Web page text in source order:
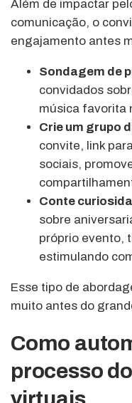
Além de impactar
comunicação, o
engajamento antes
Sondagem de
convidados
música favorita
Crie um grupo
convite, link
sociais,
Conte
sobre
próprio evento,
estimulando
Esse tipo de
muito antes do
Como
processo